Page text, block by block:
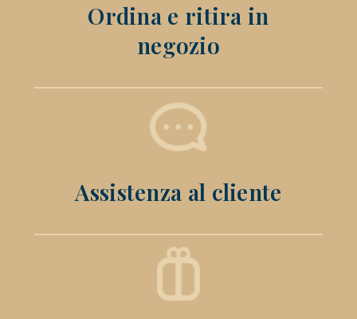
Ordina e ritira in
negozio
Assistenza al cliente